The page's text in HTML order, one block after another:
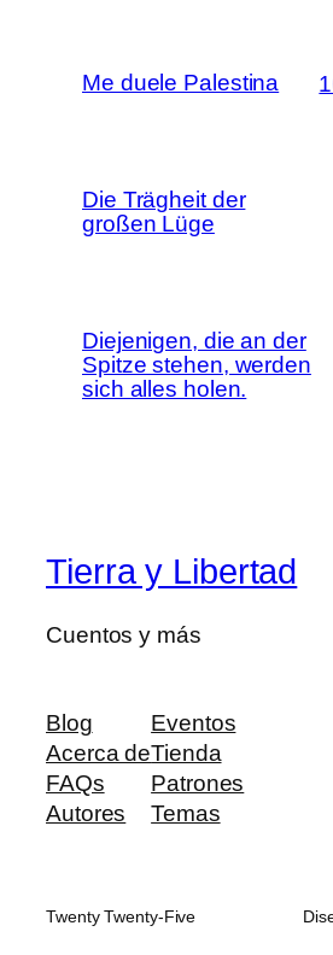
Me duele Palestina
Die Trägheit der
großen Lüge
Diejenigen, die an der
Spitze stehen, werden
sich alles holen.
Tierra y Libertad
Cuentos y más
Blog
Acerca de
FAQs
Autores
Eventos
Tienda
Patrones
Temas
Twenty Twenty-Five